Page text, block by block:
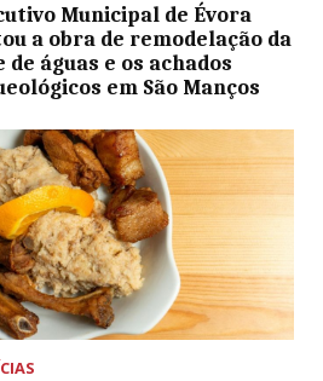
Municipal de Évora
a obra de remodelação da
de águas e os achados
em São Manços